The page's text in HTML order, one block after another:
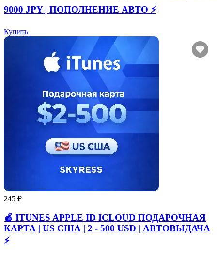
9000 JPY | ПОПОЛНЕНИЕ АВТО ⚡
Купить
245 ₽
🍎 ITUNES APPLE ID ICLOUD ПОДАРОЧНАЯ
КАРТА | US США | 2 - 500 USD | АВТОВЫДАЧА
⚡️